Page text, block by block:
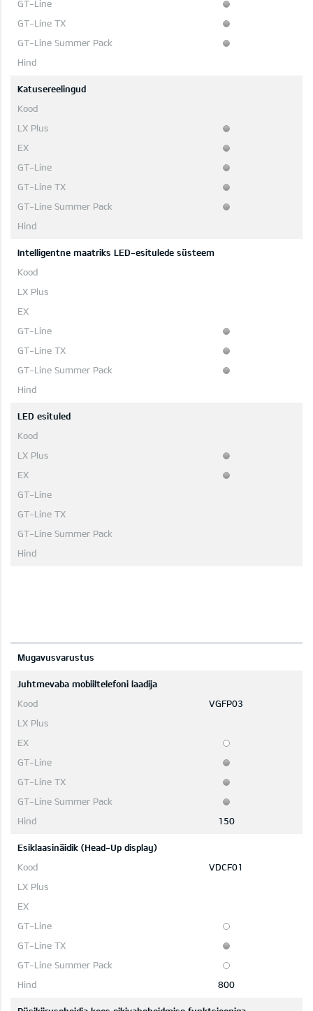
Katusereelingud
Intelligentne maatriks LED-esitulede süsteem
LED esituled
Mugavusvarustus
Juhtmevaba mobiiltelefoni laadija
VGFP03
150
Esiklaasinäidik (Head-Up display)
VDCF01
800